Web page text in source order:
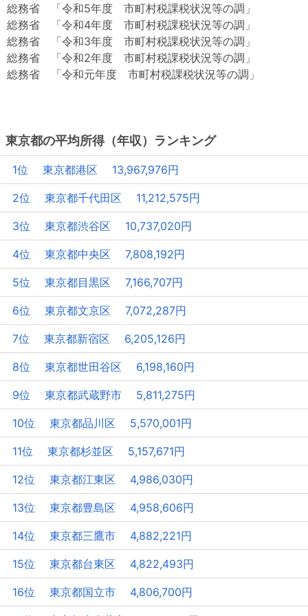
総務省 「令和5年度 市町村税課税状況等の調」
総務省 「令和4年度 市町村税課税状況等の調」
総務省 「令和3年度 市町村税課税状況等の調」
総務省 「令和2年度 市町村税課税状況等の調」
総務省 「令和元年度 市町村税課税状況等の調」
東京都の平均所得（年収）ランキング
1位 東京都港区 13,967,976円
2位 東京都千代田区 11,212,575円
3位 東京都渋谷区 10,737,020円
4位 東京都中央区 7,808,192円
5位 東京都目黒区 7,166,707円
6位 東京都文京区 7,072,287円
7位 東京都新宿区 6,205,126円
8位 東京都世田谷区 6,198,160円
9位 東京都武蔵野市 5,811,275円
10位 東京都品川区 5,570,001円
11位 東京都杉並区 5,157,671円
12位 東京都江東区 4,986,030円
13位 東京都豊島区 4,958,606円
14位 東京都三鷹市 4,882,221円
15位 東京都台東区 4,822,493円
16位 東京都国立市 4,806,700円